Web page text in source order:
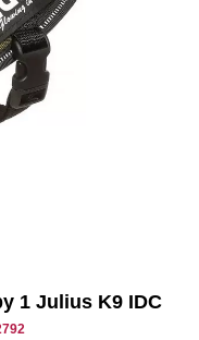
1 Julius K9 IDC